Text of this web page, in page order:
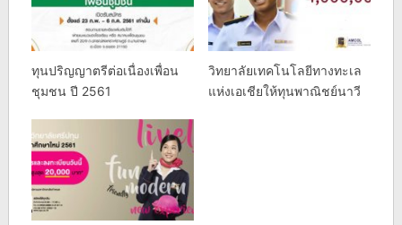
ทุนปริญญาตรีต่อเนื่องเพื่อน
ชุมชน ปี 2561
วิทยาลัยเทคโนโลยีทางทะเล
แห่งเอเชียให้ทุนพาณิชย์นาวี